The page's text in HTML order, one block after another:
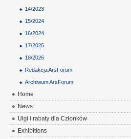
14/2023
15/2024
16/2024
17/2025
18/2026
Redakcja ArsForum
Archiwum ArsForum
Home
News
Ulgi i rabaty dla Członków
Exhibitions